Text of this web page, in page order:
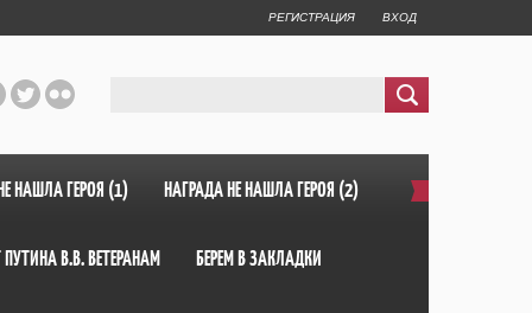
РЕГИСТРАЦИЯ ВХОД
НАШЛА ГЕРОЯ (1) НАГРАДА НЕ НАШЛА ГЕРОЯ (2)
В.В. ВЕТЕРАНАМ БЕРЕМ В ЗАКЛАДКИ